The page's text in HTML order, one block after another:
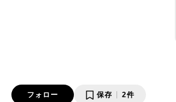
フォロー 保存 2件